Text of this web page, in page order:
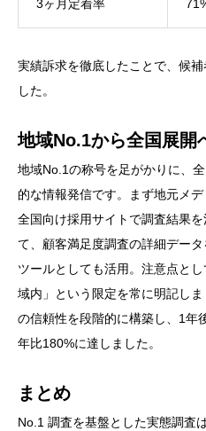
3ヶ月定着率
実績訴求を徹底したことで、候
した。
地域No.1から全国展開
地域No.1の称号を足がかりに、
的な情報発信です。まず地元メ
全国向け採用サイトで調査結果
て、顧客満足度調査の詳細デー
ツールとしても活用。注意点と
域内」という限定を常に明記し
の信頼性を段階的に構築し、1年
年比180%に達しました。
まとめ
No.1 調査を基盤とした実態調査